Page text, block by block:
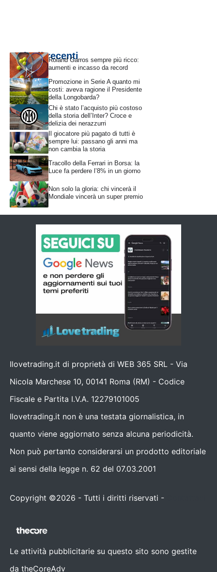
Articoli recentiRoland Garros sempre più ricco:
aumenti e incasso da record
Promozione in Serie A quanto mi
costi: aveva ragione il Presidente
della Longobarda?
Chi è stato l’acquisto più costoso
della storia dell’Inter? Croce e
delizia dei nerazzurri
Il giocatore più pagato di tutti è
sempre lui: passano gli anni ma
non cambia la storia
Tracollo della Ferrari in Borsa: la
Luce fa perdere l’8% in un giorno
Non solo la gloria: chi vincerà il
Mondiale vincerà un super premio
Ilovetrading.it di proprietà di WEB 365 SRL - Via
Nicola Marchese 10, 00141 Roma (RM) - Codice
Fiscale e Partita I.V.A. 12279101005
Ilovetrading.it non è una testata giornalistica, in
quanto viene aggiornato senza alcuna periodicità.
Non può pertanto considerarsi un prodotto editoriale
ai sensi della legge n. 62 del 07.03.2001
Copyright ©2026 - Tutti i diritti riservati -
Le attività pubblicitarie su questo sito sono gestite
da theCoreAdv